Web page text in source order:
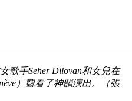
歌手Seher Dilovan和女兒在
）觀看了神韻演出。（張